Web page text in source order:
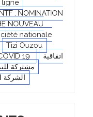
ligne
: NOMINATION
NOUVEAU
nationale
Tizi Ouzou
19
اتفاقية
مشتركة
الشركة